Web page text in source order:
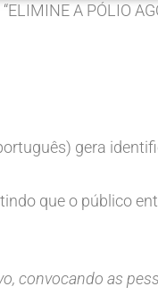
A PÓLIO
gera
que o público
convocando as